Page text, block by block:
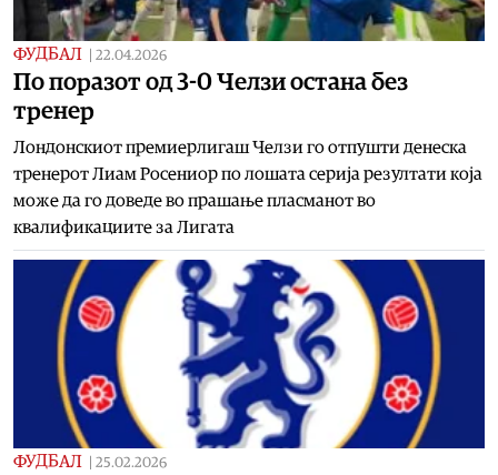
ФУДБАЛ 22.04.2026
По поразот од 3-0 Челзи остана без
тренер
Лондонскиот премиерлигаш Челзи го отпушти денеска
тренерот Лиам Росениор по лошата серија резултати која
може да го доведе во прашање пласманот во
квалификациите за Лигата
ФУДБАЛ 25.02.2026